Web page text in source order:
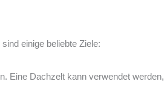
einige beliebte Ziele:
Eine Dachzelt kann verwendet